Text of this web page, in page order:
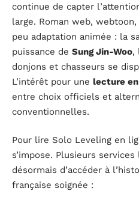
continue de capter
large. Roman web,
peu adaptation animée : la
puissance de Sung Jin-Woo,
donjons et chasseurs se
L’intérêt pour une lecture
entre choix officiels et
conventionnelles.
Pour lire Solo Leveling en
s’impose. Plusieurs
désormais d’accéder à
française soignée :